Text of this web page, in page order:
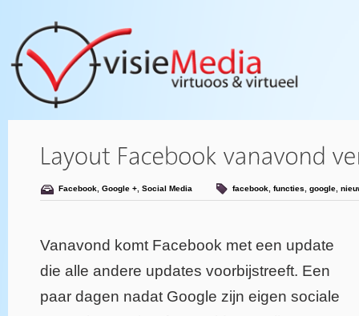
Facebook, Google +, Social Media facebook, functies, google,
Vanavond komt Facebook met een update
die alle andere updates voorbijstreeft. Een
paar dagen nadat Google zijn eigen sociale